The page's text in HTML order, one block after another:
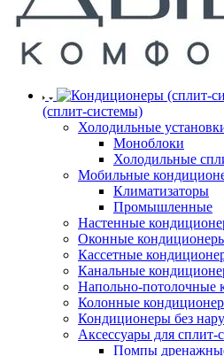
(сплит-системы)
Холодильные
Моноблоки
Холодильные
Мобильные
Климатизаторы
Промышленные
Настенные
Оконные
Кассетные
Канальные
Напольно-потолочные
Колонные
Кондиционеры без
Аксессуары для сплит-
Помпы